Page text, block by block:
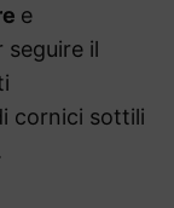
e
seguire il
cornici sottili